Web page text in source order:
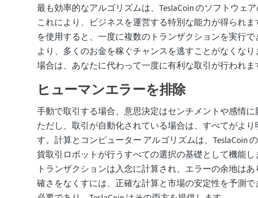
最も効率的なアルゴリズムは、TeslaCoin のソフトウェア
これにより、ビジネスを運営する特別な能力が得られま
を使用すると、一度に複数のトランザクションを実行
より、多くのお金を稼ぐチャンスを逃すことがなくなり
場合は、あなたに代わって一度に有利な取引が行われま
ヒューマンエラーを排除
手動で取引する場合、意思決定はセンチメントや感情に
ただし、取引が自動化されている場合は、すべてがより
す。計算とコンピューター アルゴリズムは、TeslaCoin
貨取引ロボットが行うすべての選択の基礎として機能
トランザクションは入念に計算され、エラーの余地は
確さをなくすには、正確な計算と市場の安定性を予測